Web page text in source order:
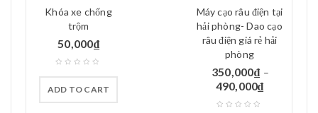
Khóa xe chống
trộm
50,000₫
ADD TO CART
Máy cạo râu điện tại
hải phòng- Dao cạo
râu điện giá rẻ hải
phòng
350,000₫ –
490,000₫